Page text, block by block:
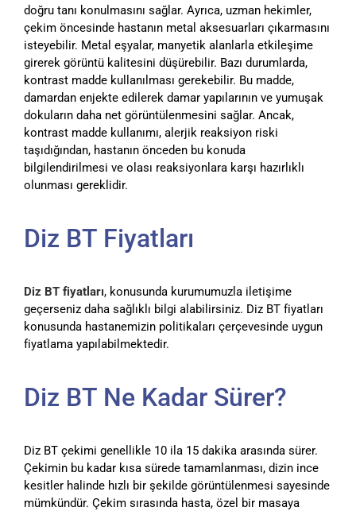
doğru tanı konulmasını sağlar. Ayrıca, uzman hekimler,
çekim öncesinde hastanın metal aksesuarları çıkarmasını
isteyebilir. Metal eşyalar, manyetik alanlarla etkileşime
girerek görüntü kalitesini düşürebilir. Bazı durumlarda,
kontrast madde kullanılması gerekebilir. Bu madde,
damardan enjekte edilerek damar yapılarının ve yumuşak
dokuların daha net görüntülenmesini sağlar. Ancak,
kontrast madde kullanımı, alerjik reaksiyon riski
taşıdığından, hastanın önceden bu konuda
bilgilendirilmesi ve olası reaksiyonlara karşı hazırlıklı
olunması gereklidir.
Diz BT Fiyatları
Diz BT fiyatları, konusunda kurumumuzla iletişime
geçerseniz daha sağlıklı bilgi alabilirsiniz. Diz BT fiyatları
konusunda hastanemizin politikaları çerçevesinde uygun
fiyatlama yapılabilmektedir.
Diz BT Ne Kadar Sürer?
Diz BT çekimi genellikle 10 ila 15 dakika arasında sürer.
Çekimin bu kadar kısa sürede tamamlanması, dizin ince
kesitler halinde hızlı bir şekilde görüntülenmesi sayesinde
mümkündür. Çekim sırasında hasta, özel bir masaya